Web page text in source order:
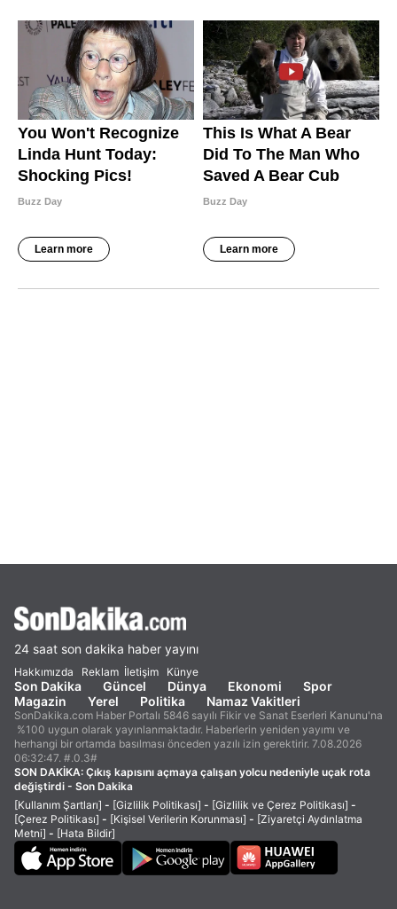
24 saat son dakika haber yayını
Hakkımızda Reklam İletişim Künye
Son Dakika Güncel Dünya Ekonomi
Spor
Magazin
Yerel Politika Namaz Vakitleri
SonDakika.com Haber Portalı 5846 sayılı Fikir ve Sanat Eserleri Kanunu'na
%100 uygun olarak yayınlanmaktadır. Haberlerin yeniden yayımı ve
herhangi bir ortamda basılması önceden yazılı izin gerektirir. 7.08.2026
06:32:47. #.0.3#
SON DAKİKA: Çıkış kapısını açmaya çalışan yolcu nedeniyle uçak rota
değiştirdi - Son Dakika
[Kullanım Şartları] - [Gizlilik Politikası] - [Gizlilik ve Çerez Politikası] -
[Çerez Politikası] - [Kişisel Verilerin Korunması] - [Ziyaretçi Aydınlatma
Metni] - [Hata Bildir]